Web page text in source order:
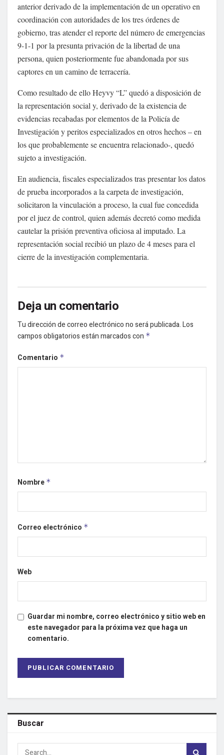
anterior derivado de la implementación de un operativo en
coordinación con autoridades de los tres órdenes de
gobierno, tras atender el reporte del número de emergencias
9-1-1 por la presunta privación de la libertad de una
persona, quien posteriormente fue abandonada por sus
captores en un camino de terracería.
Como resultado de ello Heyvy “L” quedó a disposición de
la representación social y, derivado de la existencia de
evidencias recabadas por elementos de la Policía de
Investigación y peritos especializados en otros hechos – en
los que probablemente se encuentra relacionado-, quedó
sujeto a investigación.
En audiencia, fiscales especializados tras presentar los datos
de prueba incorporados a la carpeta de investigación,
solicitaron la vinculación a proceso, la cual fue concedida
por el juez de control, quien además decretó como medida
cautelar la prisión preventiva oficiosa al imputado. La
representación social recibió un plazo de 4 meses para el
cierre de la investigación complementaria.
Deja un comentario
Tu dirección de correo electrónico no será publicada.Los
campos obligatorios están marcados con *
Comentario *
Nombre *
Correo electrónico *
Web
Guardar mi nombre, correo electrónico y sitio web en
este navegador para la próxima vez que haga un
comentario.
Buscar